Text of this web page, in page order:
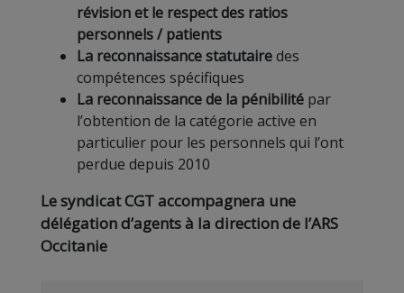
révision et le respect des ratios
personnels / patients
La reconnaissance statutairedes
compétences spécifiques
La reconnaissance de la pénibilité par
l’obtention de la catégorie active en
particulier pour les personnels qui l’ont
perdue depuis 2010
Le syndicat CGT accompagnera une
délégation d’agents à la direction de l’ARS
Occitanie